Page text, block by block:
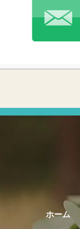
ホーム